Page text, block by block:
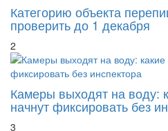
Категорию объекта
проверить до 1 декабря
2
Камеры выходят на воду:
начнут фиксировать без
3